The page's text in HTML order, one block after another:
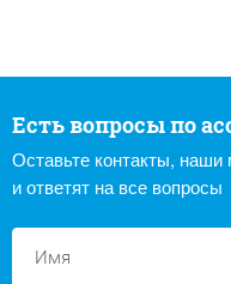
Есть вопросы по
Оставьте контакты,
и ответят на все вопросы